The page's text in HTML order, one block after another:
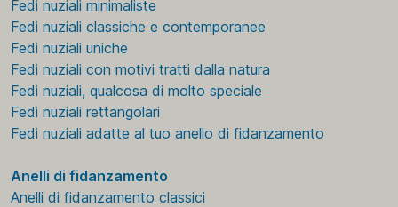
Fedi nuziali minimaliste
Fedi nuziali classiche e contemporanee
Fedi nuziali uniche
Fedi nuziali con motivi tratti dalla natura
Fedi nuziali, qualcosa di molto speciale
Fedi nuziali rettangolari
Fedi nuziali adatte al tuo anello di fidanzamento
Anelli di fidanzamento
Anelli di fidanzamento classici